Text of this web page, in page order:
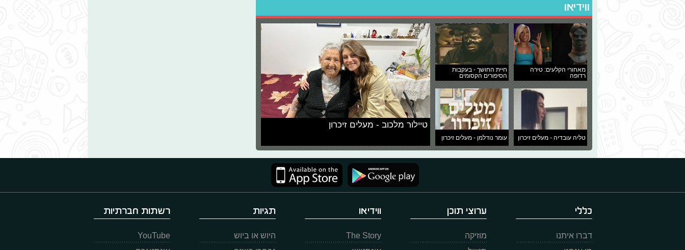
ווידיאו
מאחורי הקלעים: טירה
רדופה
חיית החושך - בעקבות
הסיפורים הקסומים
טליה עובדיה - מעלים זיכרון עומר נודלמן - מעלים זיכרון
טיילור מלכוב - מעלים זיכרון
כללי
דברו איתנו
ערוצי תוכן
מוזיקה
ווידיאו
The Story
תגיות
היוש או ביוש
רשתות חברתיות
YouTube